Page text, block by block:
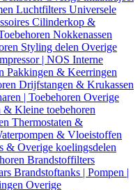
Luchtfilters Universele
Cilinderkop &
Nokkenassen
Styling delen Overige
| NOS Interne
Pakkingen & Keerringen
Drijfstangen & Krukassen
| Toebehoren Overige
& Kleine toebehoren
Thermostaten &
& Vloeistoffen
& Overige koelingsdelen
Brandstoffilters
Brandstoftanks | Pompen |
Overige